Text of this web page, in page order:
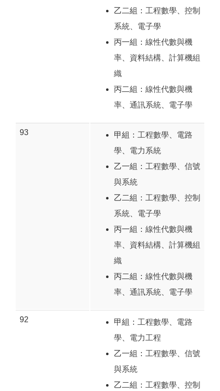
乙二組： 工程數學
控制
系統
電子學
丙一組： 線性代數與機
率
資料結構
計算機組
織
丙二組： 線性代數與機
率
通訊系統 電子學
93 甲組： 工程數學
電路
學
電力系統
乙一組： 工程數學
信號
與系統
乙二組： 工程數學
控制
系統
電子學
丙一組： 線性代數與機
率
資料結構
計算機組
織
丙二組： 線性代數與機
率
通訊系統 電子學
92 甲組： 工程數學
電路
學
電力工程
乙一組： 工程數學
信號
與系統
乙二組： 工程數學 控制